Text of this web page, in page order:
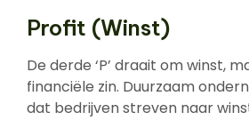
Profit (Winst)
De derde ‘P’ draait om winst,
financiële zin. Duurzaam
dat bedrijven streven naar